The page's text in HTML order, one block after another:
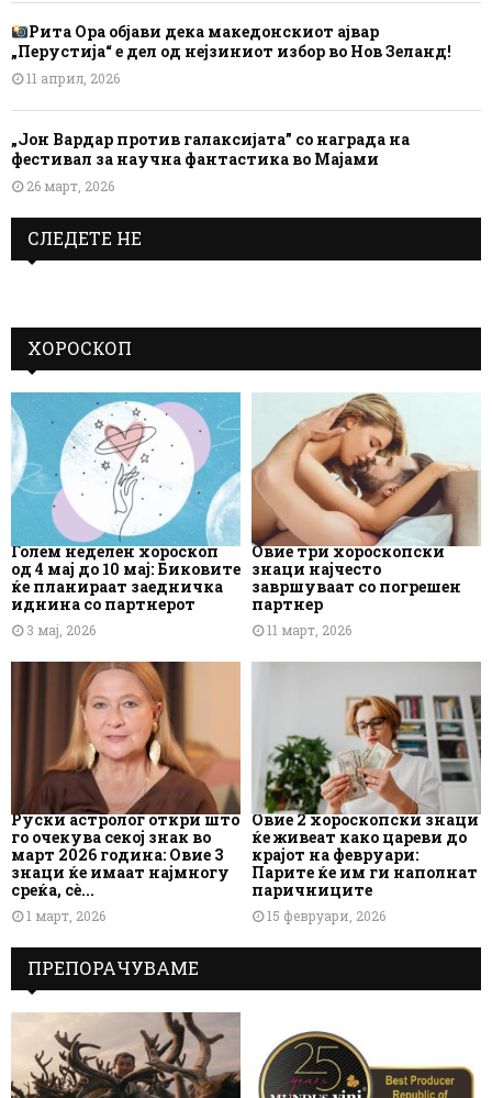
Рита Ора објави дека македонскиот ајвар
„Перустија“ е дел од нејзиниот избор во Нов Зеланд!
11 април, 2026
„Јон Вардар против галаксијата” со награда на
фестивал за научна фантастика во Мајами
26 март, 2026
СЛЕДЕТЕ НЕ
ХОРОСКОП
Голем неделен хороскоп
од 4 мај до 10 мај: Биковите
ќе планираат заедничка
иднина со партнерот
3 мај, 2026
Овие три хороскопски
знаци најчесто
завршуваат со погрешен
партнер
11 март, 2026
Руски астролог откри што
го очекува секој знак во
март 2026 година: Овие 3
знаци ќе имаат најмногу
среќа, сè...
1 март, 2026
Овие 2 хороскопски знаци
ќе живеат како цареви до
крајот на февруари:
Парите ќе им ги наполнат
паричниците
15 февруари, 2026
ПРЕПОРАЧУВАМЕ